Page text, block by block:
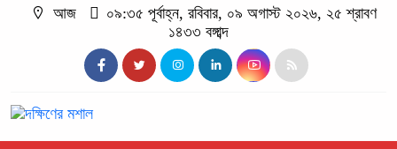
আজ
০৯:৩৫ পূর্বাহ্ন, রবিবার, ০৯ অগাস্ট ২০২৬, ২৫ শ্রাবণ
১৪৩৩ বঙ্গাব্দ